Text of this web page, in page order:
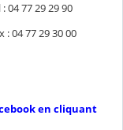
: 04 77 29 29 90
: 04 77 29 30 00
en cliquant